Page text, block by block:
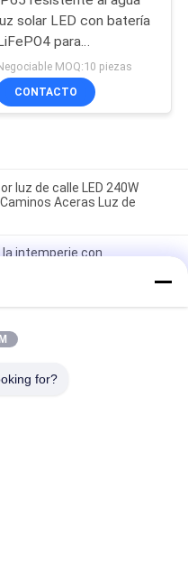
solar LED con batería
para
de jardín
MOQ:10 piezas
CONTACTO
luz de calle LED 240W
Aceras Luz de
la intemperie con
de autobuses
exterior de aluminio
for?